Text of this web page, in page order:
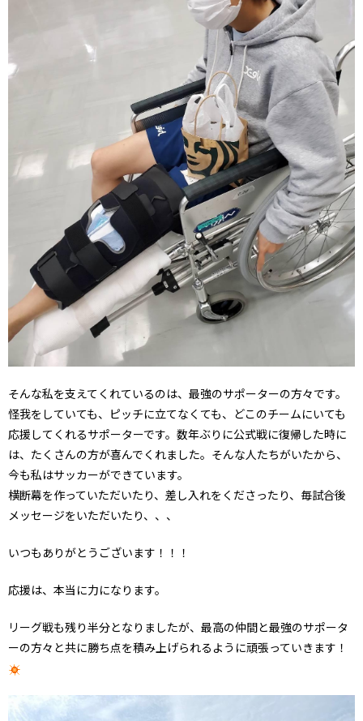
そんな私を支えてくれているのは、最強のサポーターの方々です。
怪我をしていても、ピッチに立てなくても、どこのチームにいても
応援してくれるサポーターです。数年ぶりに公式戦に復帰した時に
は、たくさんの方が喜んでくれました。そんな人たちがいたから、
今も私はサッカーができています。
横断幕を作っていただいたり、差し入れをくださったり、毎試合後
メッセージをいただいたり、、、
いつもありがとうございます！！！
応援は、本当に力になります。
リーグ戦も残り半分となりましたが、最高の仲間と最強のサポータ
ーの方々と共に勝ち点を積み上げられるように頑張っていきます！